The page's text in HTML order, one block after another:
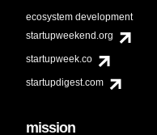
ecosystem development
startupweekend.org
startupweek.co
startupdigest.com
mission